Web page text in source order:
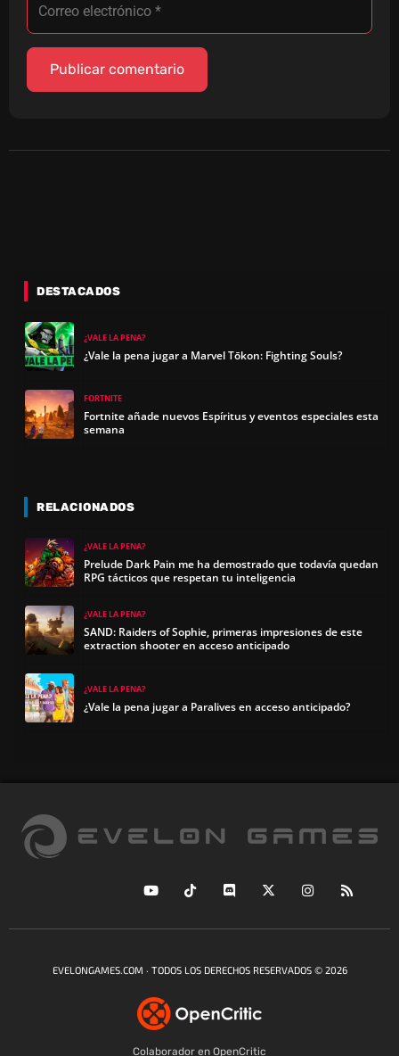
DESTACADOS
¿VALE LA PENA?
¿Vale la pena jugar a Marvel Tōkon: Fighting Souls?
FORTNITE
Fortnite añade nuevos Espíritus y eventos especiales esta
semana
RELACIONADOS
¿VALE LA PENA?
Prelude Dark Pain me ha demostrado que todavía quedan
RPG tácticos que respetan tu inteligencia
¿VALE LA PENA?
SAND: Raiders of Sophie, primeras impresiones de este
extraction shooter en acceso anticipado
¿VALE LA PENA?
¿Vale la pena jugar a Paralives en acceso anticipado?
EVELONGAMES.COM · TODOS LOS DERECHOS RESERVADOS © 2026
Colaborador en OpenCritic